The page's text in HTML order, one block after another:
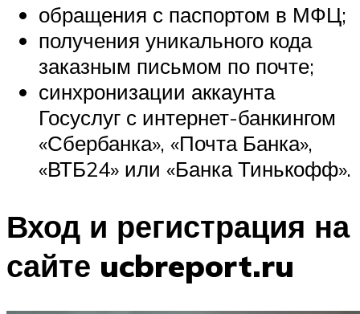
обращения с паспортом в МФЦ;
получения уникального кода
заказным письмом по почте;
синхронизации аккаунта
Госуслуг с интернет-банкингом
«Сбербанка», «Почта Банка»,
«ВТБ24» или «Банка Тинькофф».
Вход и регистрация на
сайте ucbreport.ru